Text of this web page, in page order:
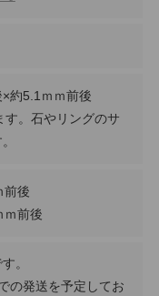
約5.1ｍｍ前後
。石やリングのサ
前後
ｍ前後
。
の発送を予定してお